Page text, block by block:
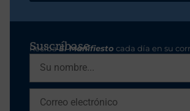
Suscríbase
RecibaEl Manifiesto cada día en su